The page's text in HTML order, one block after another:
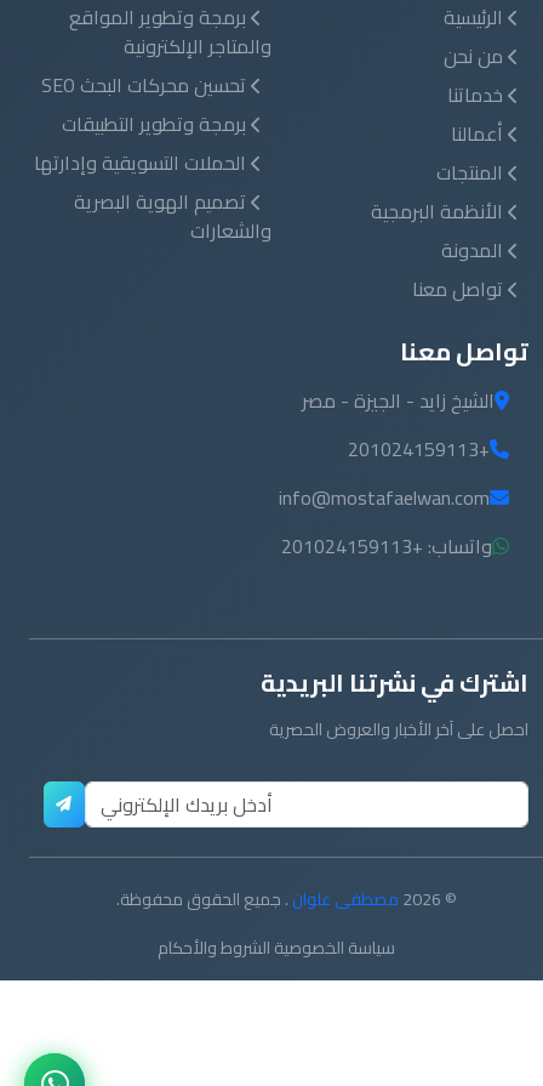
الرئيسية
من نحن
خدماتنا
أعمالنا
المنتجات
الأنظمة البرمجية
المدونة
تواصل معنا
برمجة وتطوير المواقع
والمتاجر الإلكترونية
تحسين محركات البحث SEO
برمجة وتطوير التطبيقات
الحملات التسويقية وإدارتها
تصميم الهوية البصرية
والشعارات
تواصل معنا
الشيخ زايد - الجيزة - مصر
+201024159113
info@mostafaelwan.com
واتساب: +201024159113
اشترك في نشرتنا البريدية
احصل على آخر الأخبار والعروض الحصرية
© 2026 مصطفى علوان. جميع الحقوق محفوظة.
سياسة الخصوصيةالشروط والأحكام